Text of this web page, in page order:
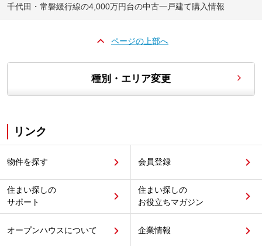
千代田・常磐緩行線の4,000万円台の中古一戸建て購入情報
ページの上部へ
種別・エリア変更
リンク
物件を探す 会員登録
住まい探しの
サポート
住まい探しの
お役立ちマガジン
オープンハウスについて 企業情報